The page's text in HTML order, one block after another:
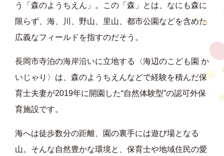
う「森のようちえん」。この「森」とは、なにも森に
限らず、海、川、野山、里山、都市公園などを含めた
広義なフィールドを指すのだそう。
長岡市寺泊の海岸沿いに立地する〈海辺のこども園 か
いじゃり〉は、森のようちえんなどで経験を積んだ保
育士夫妻が2019年に開園した“自然体験型”の認可外保
育施設です。
海へは徒歩数分の距離、園の裏手には遊び場となる
山。そんな自然豊かな環境と、保育士や地域住民の愛